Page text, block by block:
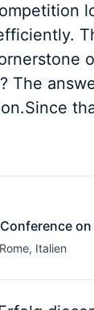
The
Rome, Italien